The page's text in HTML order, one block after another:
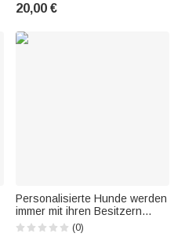
20,00 €
Personalisierte Hunde werden
immer mit ihren Besitzern
Telefon Fall (0)